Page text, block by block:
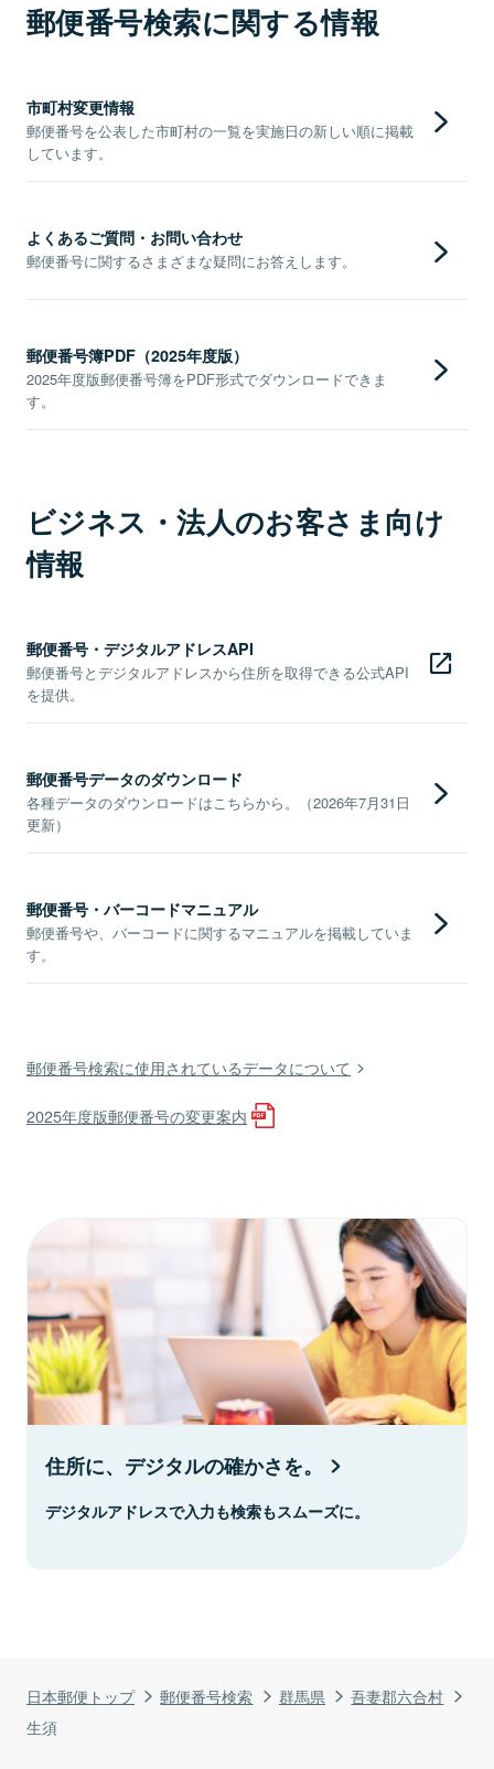
日本郵便トップ 郵便番号検索 群馬県
吾妻郡六合村
生須
郵便番号検索に関する情報
市町村変更情報
郵便番号を公表した市町村の一覧を実施日の新しい順に掲載
しています。
よくあるご質問・お問い合わせ
郵便番号に関するさまざまな疑問にお答えします。
郵便番号簿PDF（2025年度版）
2025年度版郵便番号簿をPDF形式でダウンロードできま
す。
ビジネス・法人のお客さま向け
情報
郵便番号・デジタルアドレスAPI
郵便番号とデジタルアドレスから住所を取得できる公式API
を提供。
郵便番号データのダウンロード
各種データのダウンロードはこちらから。（2026年7月31日
更新）
郵便番号・バーコードマニュアル
郵便番号や、バーコードに関するマニュアルを掲載していま
す。
郵便番号検索に使用されているデータについて
2025年度版郵便番号の変更案内
住所に、デジタルの確かさを。
デジタルアドレスで入力も検索もスムーズに。